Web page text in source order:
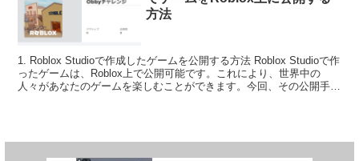
方法
1. Roblox Studioで作成したゲームを公開する方法 Roblox Studioで作
ったゲームは、Roblox上で公開可能です。これにより、世界中の
人々があなたのゲームを楽しむことができます。今回、その公開手順